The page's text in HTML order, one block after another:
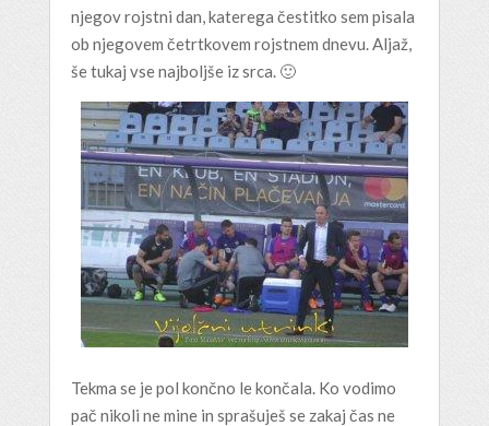
njegov rojstni dan, katerega čestitko sem pisala
ob njegovem četrtkovem rojstnem dnevu. Aljaž,
še tukaj vse najboljše iz srca. 🙂
Tekma se je pol končno le končala. Ko vodimo
pač nikoli ne mine in sprašuješ se zakaj čas ne